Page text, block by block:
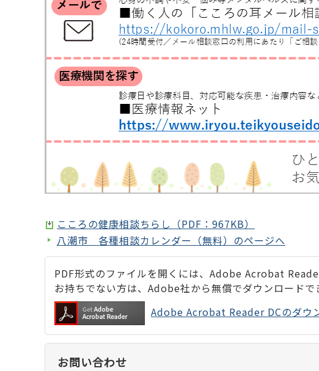
こころの健康相談ちらし（PDF：967KB）
八潮市 各種相談カレンダー（無料）のページへ
PDF形式のファイルを開くには、Adobe Acrobat
お持ちでない方は、Adobe社から無償でダウンロードで
Adobe Acrobat Reader DCのダウ
お問い合わせ